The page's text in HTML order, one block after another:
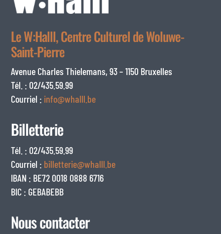
Le W:Halll, Centre Culturel de Woluwe-
Saint-Pierre
Avenue Charles Thielemans, 93 – 1150 Bruxelles
Tél. : 02/435.59.99
Courriel : info@whalll.be
Billetterie
Tél. : 02/435.59.99
Courriel : billetterie@whalll.be
IBAN : BE72 0018 0888 6716
BIC : GEBABEBB
Nous contacter